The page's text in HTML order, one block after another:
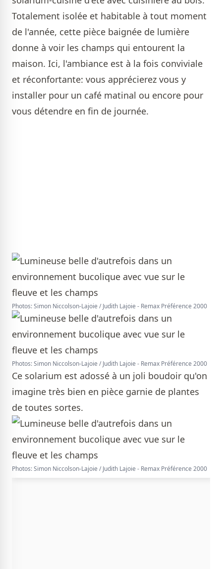
Totalement isolée et habitable à tout moment
de l'année, cette pièce baignée de lumière
donne à voir les champs qui entourent la
maison. Ici, l'ambiance est à la fois conviviale
et réconfortante: vous apprécierez vous y
installer pour un café matinal ou encore pour
vous détendre en fin de journée.
Photos: Simon Niccolson-Lajoie / Judith Lajoie - Remax Préférence 2000
Photos: Simon Niccolson-Lajoie / Judith Lajoie - Remax Préférence 2000
Ce solarium est adossé à un joli boudoir qu'on
imagine très bien en pièce garnie de plantes
de toutes sortes.
Photos: Simon Niccolson-Lajoie / Judith Lajoie - Remax Préférence 2000